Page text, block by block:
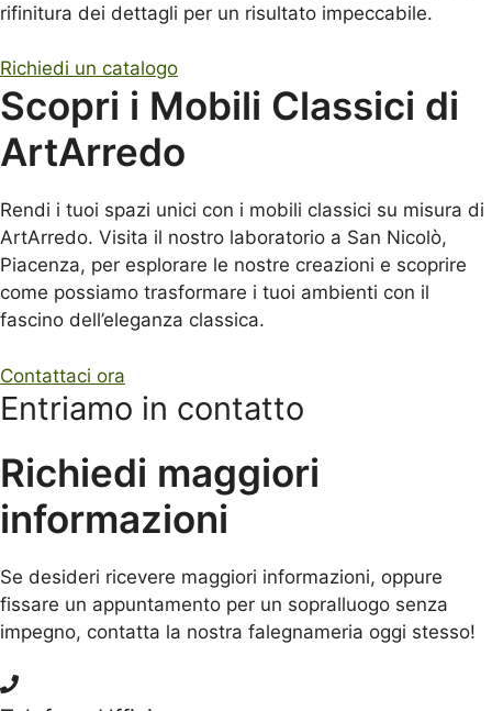
rifinitura dei dettagli per un risultato impeccabile.
Richiedi un catalogo
Scopri i Mobili Classici di
ArtArredo
Rendi i tuoi spazi unici con i mobili classici su misura di
ArtArredo. Visita il nostro laboratorio a San Nicolò,
Piacenza, per esplorare le nostre creazioni e scoprire
come possiamo trasformare i tuoi ambienti con il
fascino dell’eleganza classica.
Contattaci ora
Entriamo in contatto
Richiedi maggiori
informazioni
Se desideri ricevere maggiori informazioni, oppure
fissare un appuntamento per un sopralluogo senza
impegno, contatta la nostra falegnameria oggi stesso!